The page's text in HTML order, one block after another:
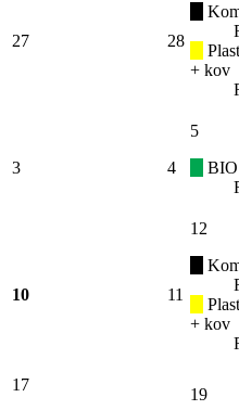
27 28
+ kov
3 4
5
BIO
10 11
12
+ kov
17
19